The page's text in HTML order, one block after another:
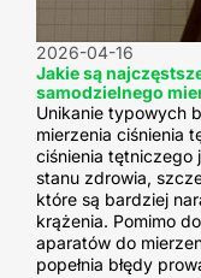
Jakie są
samodzielnego
2026-04-16
Unikanie typowych
mierzenia ciśnienia
ciśnienia tętniczego
stanu zdrowia,
które są bardziej
krążenia. Pomimo
aparatów do
popełnia błędy